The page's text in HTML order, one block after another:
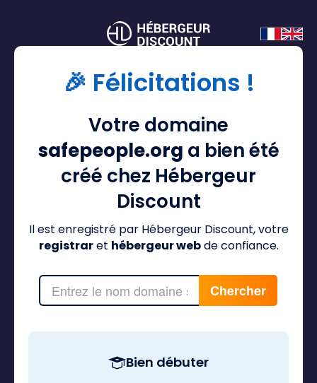
🎉 Félicitations !
Votre domaine
safepeople.org a bien été
créé chez Hébergeur
Discount
Il est enregistré par Hébergeur Discount, votre
registraret hébergeur webde confiance.
Bien débuter